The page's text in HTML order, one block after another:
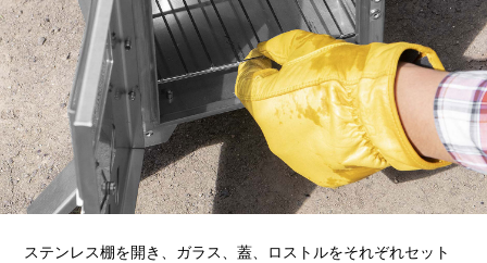
ステンレス棚を開き、ガラス、蓋、ロストルをそれぞれセット